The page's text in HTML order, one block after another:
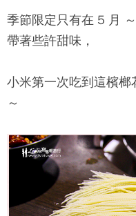
季節限定只有在 5 月
帶著些許甜味，
小米第一次吃到這檳
～